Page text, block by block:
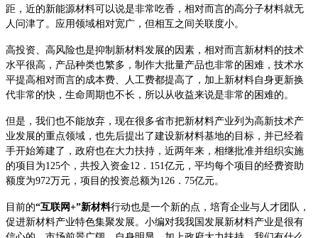
距，近的新能源材料可以说是非常吃香，相对而言的高分子材料就无
人问津了。应用领域相对宽广，但相互之间关联度小。
高投资、高风险也是抑制新材料发展的因素，相对而言新材料的技术
水平很高，产品种类也繁多，制作大批量产品也非常的困难，技术水
平提高相对而言的成本费、人工费都提高了，加上新材料自身更新换
代非常的快，生命周期也不长，所以从收益来说是非常的困难的。
但是，我们也不能放弃，现在很多省市把新材料产业列为高新技术产
业发展的重点领域，也先后提出了建设新材料基地的目标，并已经着
手开始筹建了，政府也在大力扶持，近两年来，相继批准并组织实施
的项目为125个，共投入资金12．151亿元，平均每个项目的经费资助
额度为972万元，项目的投资总额为126．75亿元。
目前的“互联网+”新材料行动也是一个新的点，培育企业与人才团队，
促进新材料产业特色集聚发展。小编对我我国发展新材料产业是很有